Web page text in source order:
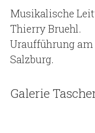
Musikalische
Thierry Bruehl.
Uraufführung am
Salzburg.
Galerie